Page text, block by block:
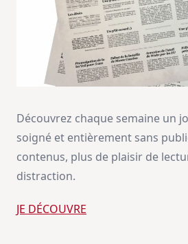
Découvrez chaque semaine un
soigné et entièrement sans
contenus, plus de plaisir de
distraction.
JE DÉCOUVRE